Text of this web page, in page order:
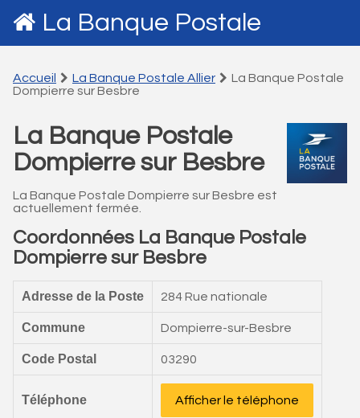
La Banque Postale
Accueil La Banque Postale Allier
La Banque Postale
Dompierre sur Besbre
La Banque Postale
Dompierre sur Besbre
La Banque Postale Dompierre sur Besbre est
actuellement fermée.
Coordonnées La Banque Postale
Dompierre sur Besbre
Adresse de la Poste 284 Rue nationale
Commune Dompierre-sur-Besbre
Code Postal 03290
Téléphone Afficher le téléphone